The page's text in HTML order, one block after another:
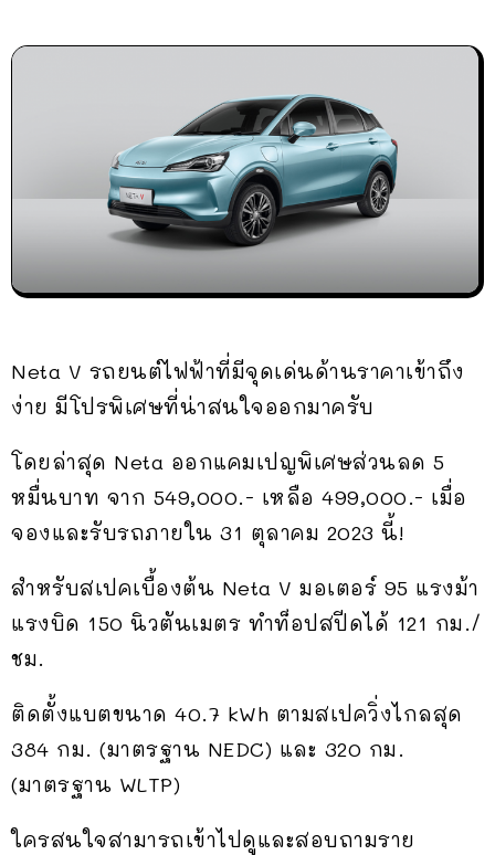
Neta V รถยนต์ไฟฟ้าที่มีจุดเด่นด้านราคาเข้าถึง
ง่าย มีโปรพิเศษที่น่าสนใจออกมาครับ
โดยล่าสุด Neta ออกแคมเปญพิเศษส่วนลด 5
หมื่นบาท จาก 549,000.- เหลือ 499,000.- เมื่อ
จองและรับรถภายใน 31 ตุลาคม 2023 นี้!
สำหรับสเปคเบื้องต้น Neta V มอเตอร์ 95 แรงม้า
แรงบิด 150 นิวตันเมตร ทำท็อปสปีดได้ 121 กม./
ชม.
ติดตั้งแบตขนาด 40.7 kWh ตามสเปควิ่งไกลสุด
384 กม. (มาตรฐาน NEDC) และ 320 กม.
(มาตรฐาน WLTP)
ใครสนใจสามารถเข้าไปดูและสอบถามราย